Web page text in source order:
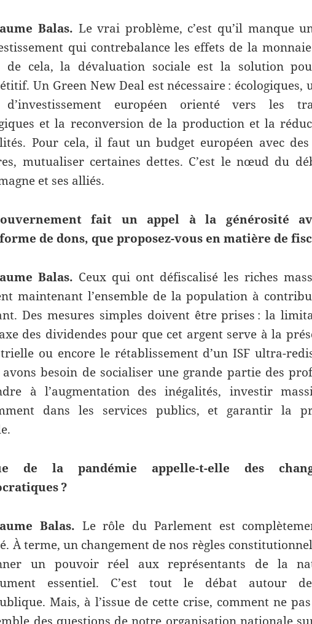
Balas. Le vrai problème, c’est qu’il manque
qui contrebalance les effets de la
de cela, la dévaluation sociale est la solution
Un Green New Deal est nécessaire : écologiques,
européen orienté vers les
et la reconversion de la production et la
Pour cela, il faut un budget européen avec des
mutualiser certaines dettes. C’est le nœud du
et ses alliés.
fait un appel à la générosité
de dons, que proposez-vous en matière de
Balas. Ceux qui ont défiscalisé les riches
maintenant l’ensemble de la population à
Des mesures simples doivent être prises : la
des dividendes pour que cet argent serve à la
ou encore le rétablissement d’un ISF ultra-
avons besoin de socialiser une grande partie des
à l’augmentation des inégalités, investir
dans les services publics, et garantir la
de la pandémie appelle-t-elle des
?
Balas. Le rôle du Parlement est
À terme, un changement de nos règles
un pouvoir réel aux représentants de la
essentiel. C’est tout le débat autour
Mais, à l’issue de cette crise, comment ne